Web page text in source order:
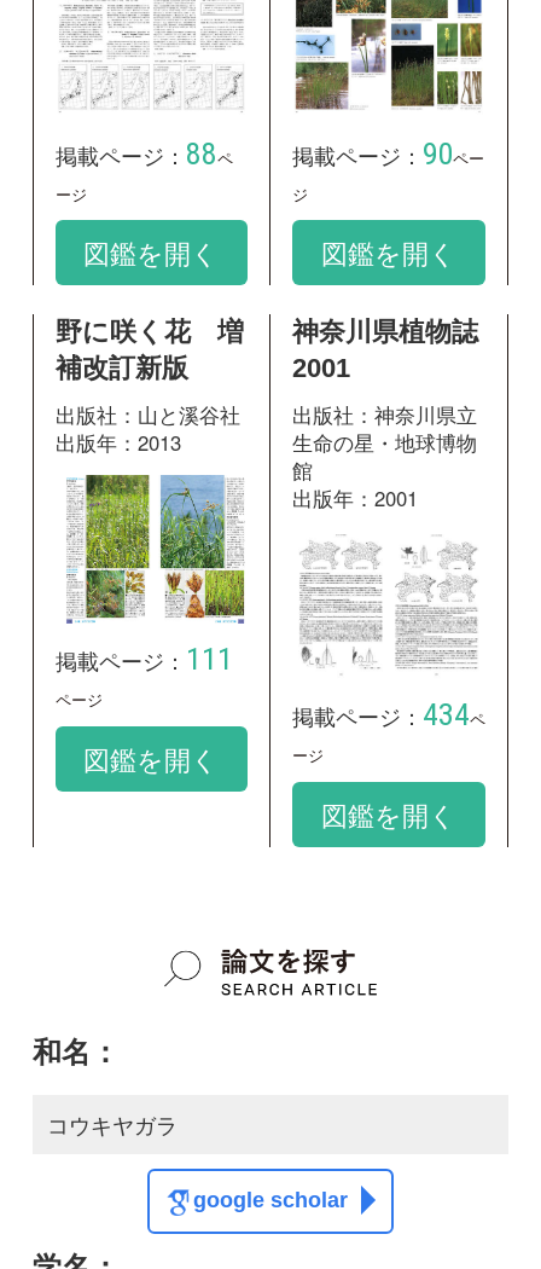
掲載ページ：111
ページ
図鑑を開く
掲載ページ：434ペ
図鑑を開く
和名：
コウキヤガラ
google scholar
学名：
Bolboschoenus koshevnikovii
google scholar
質問・報告掲示板TOP
この種に関する